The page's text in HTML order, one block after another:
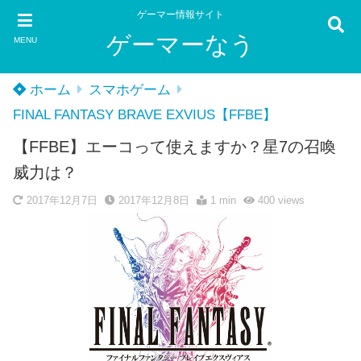
MENU
ゲーマー情報サイト
ゲーマーなう
ホーム
スマホゲーム
FINAL FANTASY BRAVE EXVIUS【FFBE】
【FFBE】エーコって使えますか？星7の召喚
威力は？
2017年12月7日 2017年12月8日 1 min 400views